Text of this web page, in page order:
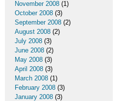
November 2008 (1)
October 2008 (3)
September 2008 (2)
August 2008 (2)
July 2008 (3)
June 2008 (2)
May 2008 (3)
April 2008 (3)
March 2008 (1)
February 2008 (3)
January 2008 (3)